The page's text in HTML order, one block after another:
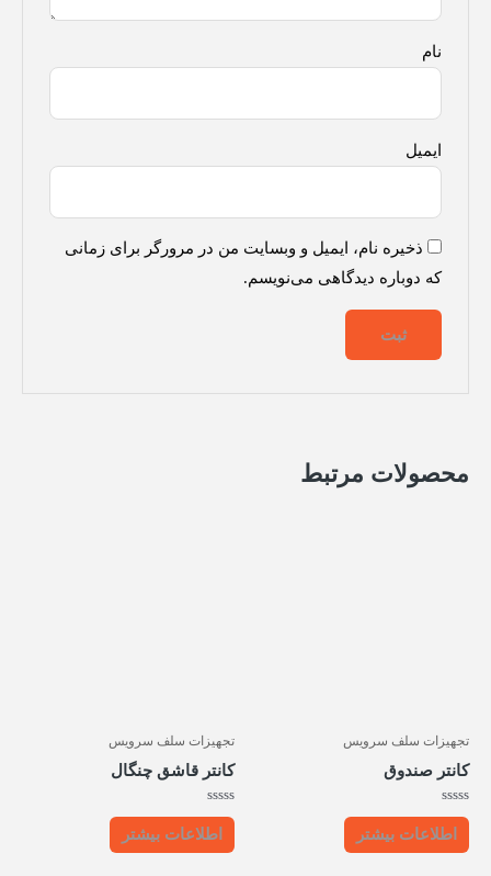
نام
ایمیل
ذخیره نام، ایمیل و وبسایت من در مرورگر برای زمانی
که دوباره دیدگاهی می‌نویسم.
محصولات مرتبط
تجهیزات سلف سرویس
کانتر صندوق
امتیاز
5
اطلاعات بیشتر
تجهیزات سلف سرویس
کانتر قاشق چنگال
امتیاز
5
اطلاعات بیشتر